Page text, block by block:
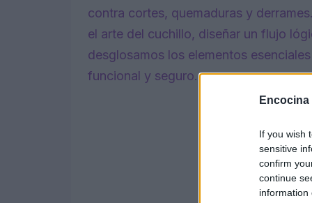
Encocina
If you wish
sensitive
confirm
continue
information
contra cortes, quemaduras y
el arte del cuchillo, diseñar un flujo
desglosamos los elementos
funcional y seguro.